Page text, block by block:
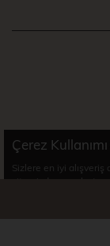
©
Çerez Kullanımı
Sizlere en iyi
sitemizde